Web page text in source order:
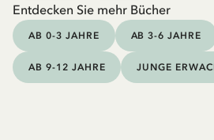
Entdecken Sie mehr Bücher
AB 0-3 JAHRE AB 3-6 JAHRE
AB 9-12 JAHRE JUNGE